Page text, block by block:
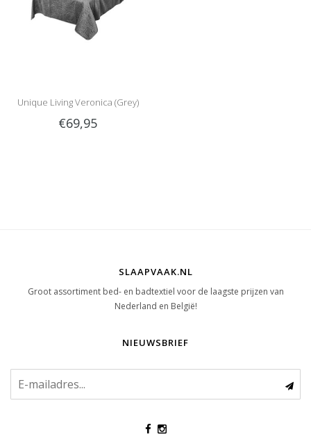
Unique Living Veronica (Grey)
€69,95
SLAAPVAAK.NL
Groot assortiment bed- en badtextiel voor de laagste prijzen van
Nederland en België!
NIEUWSBRIEF